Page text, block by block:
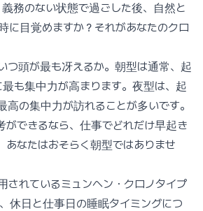
務のない状態で過ごした後、自然と
に目覚めますか？それがあなたのクロ
つ頭が最も冴えるか。朝型は通常、起
も集中力が高まります。夜型は、起
の集中力が訪れることが多いです。
できるなら、仕事でどれだけ早起き
あなたはおそらく朝型ではありませ
されているミュンヘン・クロノタイプ
休日と仕事日の睡眠タイミングにつ